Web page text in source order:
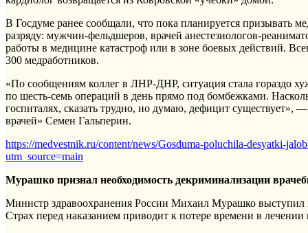
В Госдуме ранее сообщали, что пока планируется призывать
разряду: мужчин-фельдшеров, врачей анестезиологов-
работы в медицине катастроф или в зоне боевых действий.
300 медработников.
«По сообщениям коллег в ЛНР-ДНР, ситуация стала гораздо
по шесть-семь операций в день прямо под бомбежками.
госпиталях, сказать трудно, но думаю, дефицит
врачей» Семен Гальперин.
https://medvestnik.ru/content/news/Gosduma-poluchila-desyatki-
utm_source=main
Мурашко признал необходимость декриминализации
Министр здравоохранения России Михаил Мурашко выступил
Страх перед наказанием приводит к потере времени в лечении